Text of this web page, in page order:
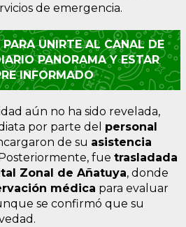
de emergencia.
UNIRTE AL CANAL DE
PANORAMA Y ESTAR
INFORMADO
aún no ha sido revelada,
por parte del personal
de su asistencia
fue trasladada
Zonal de Añatuya, donde
médica para evaluar
se confirmó que su